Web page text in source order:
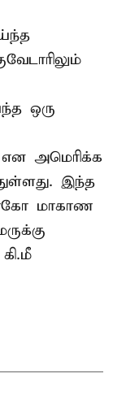
ஒரு
அமெரிக்க
இந்த
மாகாண